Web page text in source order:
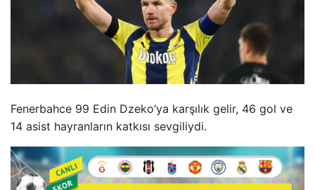
Fenerbahce 99 Edin Dzeko’ya karşılık gelir, 46 gol ve
14 asist hayranların katkısı sevgiliydi.